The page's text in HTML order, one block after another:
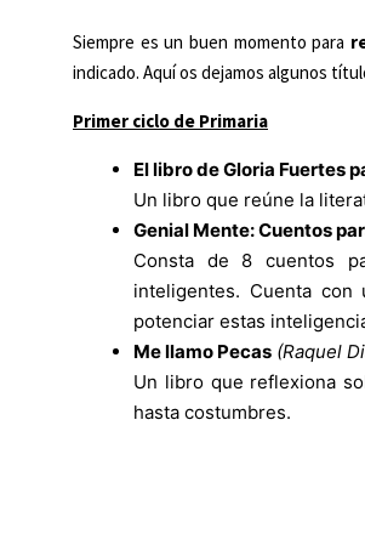
Siempre es un buen momento para
indicado. Aquí os dejamos algunos
Primer ciclo de Primaria
El libro de Gloria Fuertes
Un libro que reúne la
Genial Mente: Cuentos
Consta de 8 cuentos
inteligentes. Cuenta
potenciar estas
Me llamo Pecas (Raquel
Un libro que reflexiona
hasta costumbres.